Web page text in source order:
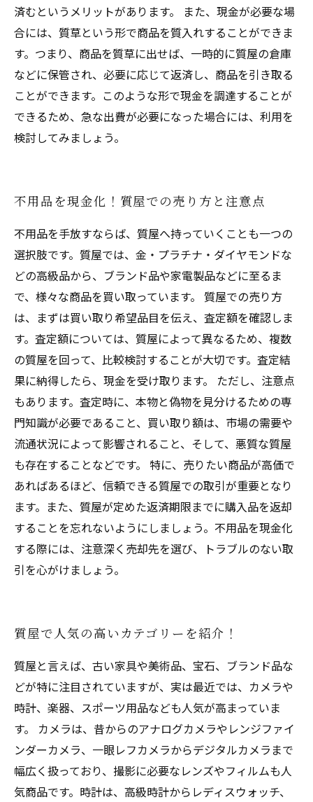
済むというメリットがあります。 また、現金が必要な場
合には、質草という形で商品を質入れすることができま
す。つまり、商品を質草に出せば、一時的に質屋の倉庫
などに保管され、必要に応じて返済し、商品を引き取る
ことができます。このような形で現金を調達することが
できるため、急な出費が必要になった場合には、利用を
検討してみましょう。
不用品を現金化！質屋での売り方と注意点
不用品を手放すならば、質屋へ持っていくことも一つの
選択肢です。質屋では、金・プラチナ・ダイヤモンドな
どの高級品から、ブランド品や家電製品などに至るま
で、様々な商品を買い取っています。 質屋での売り方
は、まずは買い取り希望品目を伝え、査定額を確認しま
す。査定額については、質屋によって異なるため、複数
の質屋を回って、比較検討することが大切です。査定結
果に納得したら、現金を受け取ります。 ただし、注意点
もあります。査定時に、本物と偽物を見分けるための専
門知識が必要であること、買い取り額は、市場の需要や
流通状況によって影響されること、そして、悪質な質屋
も存在することなどです。 特に、売りたい商品が高価で
あればあるほど、信頼できる質屋での取引が重要となり
ます。また、質屋が定めた返済期限までに購入品を返却
することを忘れないようにしましょう。不用品を現金化
する際には、注意深く売却先を選び、トラブルのない取
引を心がけましょう。
質屋で人気の高いカテゴリーを紹介！
質屋と言えば、古い家具や美術品、宝石、ブランド品な
どが特に注目されていますが、実は最近では、カメラや
時計、楽器、スポーツ用品なども人気が高まっていま
す。 カメラは、昔からのアナログカメラやレンジファイ
ンダーカメラ、一眼レフカメラからデジタルカメラまで
幅広く扱っており、撮影に必要なレンズやフィルムも人
気商品です。時計は、高級時計からレディスウォッチ、